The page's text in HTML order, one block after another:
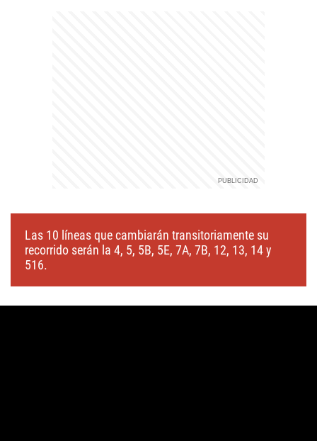
Las 10 líneas que cambiarán transitoriamente su
recorrido serán la 4, 5, 5B, 5E, 7A, 7B, 12, 13, 14 y
516.